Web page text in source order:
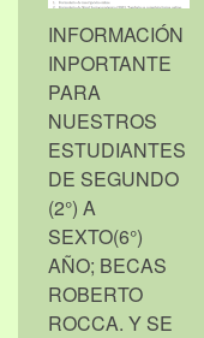
INFORMACIÓN
INPORTANTE
PARA
NUESTROS
ESTUDIANTES
DE SEGUNDO
(2°) A
SEXTO(6°)
AÑO; BECAS
ROBERTO
ROCCA. Y SE